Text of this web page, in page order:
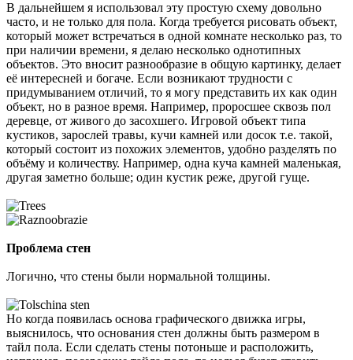
В дальнейшем я использовал эту простую схему довольно
часто, и не только для пола. Когда требуется рисовать объект,
который может встречаться в одной комнате несколько раз, то
при наличии времени, я делаю несколько однотипных
объектов. Это вносит разнообразие в общую картинку, делает
её интересней и богаче. Если возникают трудности с
придумыванием отличий, то я могу представить их как один
объект, но в разное время. Например, проросшее сквозь пол
деревце, от живого до засохшего. Игровой объект типа
кустиков, зарослей травы, кучи камней или досок т.е. такой,
который состоит из похожих элементов, удобно разделять по
объёму и количеству. Например, одна куча камней маленькая,
другая заметно больше; один кустик реже, другой гуще.
Проблема стен
Логично, что стены были нормальной толщины.
Но когда появилась основа графического движка игры,
выяснилось, что основания стен должны быть размером в
тайл пола. Если сделать стены потоньше и расположить,